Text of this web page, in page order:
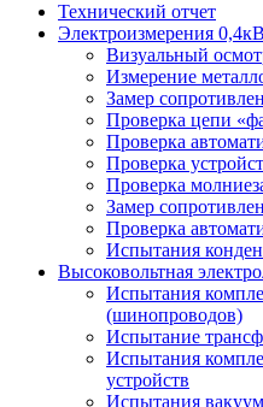
Технический отчет
Электроизмерения 0,4кВ
Визуальный
Измерение
Замер
Проверка цепи
Проверка
Проверка
Проверка
Замер
Проверка
Испытания
Высоковольтная
Испытания
(шинопроводов)
Испытание
Испытания
устройств
Испытания